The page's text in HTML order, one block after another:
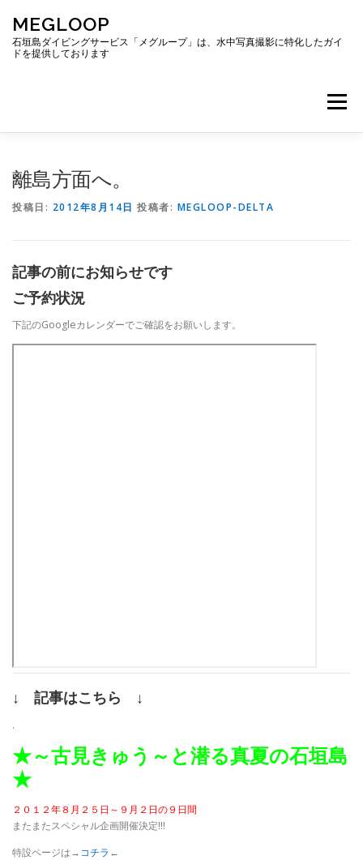
ッ
MEGLOOP
石垣島ダイビングサービス「メグループ」は、水中写真撮影に特化したガイ
ドを提供しております
メニュー
離島方面へ。
投稿日: 2012年8月14日 投稿者: MEGLOOP-DELTA
記事の前にお知らせです
ご予約状況
下記のGoogleカレンダーでご確認をお願いします。
↓ 記事はこちら ↓
.
★～古見きゅう～と潜る真夏の石垣島
★
２０１２年８月２５日～９月２日の９日間
またまたスペシャル企画開催決定!!!
特設ページは→コチラ ←